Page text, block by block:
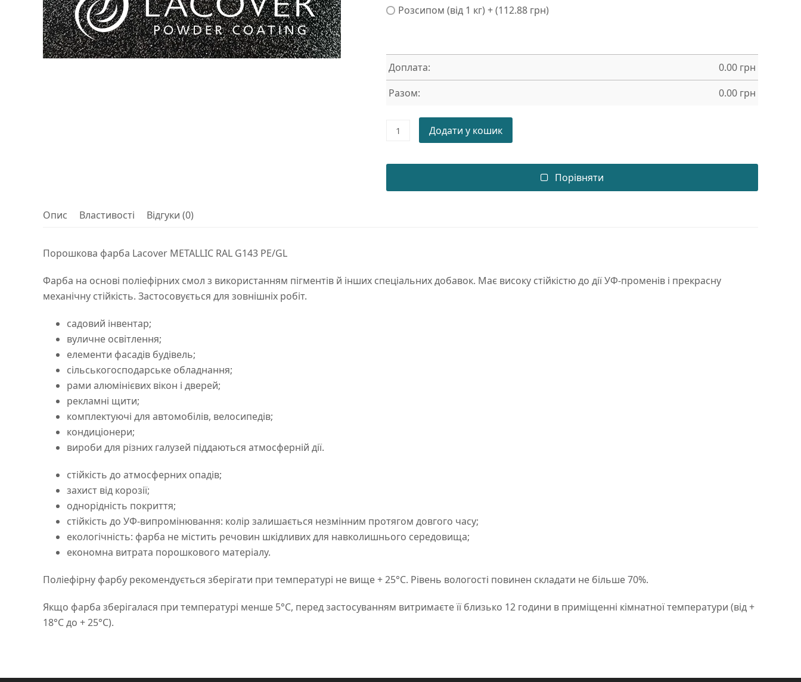
Розсипом (від 1 кг) + (112.88 грн)
Доплата: 0.00 грн
Разом:
0.00 грн
Порошкова
143
Додати у кошик
Порівняти
Опис Властивості Відгуки (0)
Порошкова фарба Lacover METALLIC RAL G143 PE/GL
Фарба на основі поліефірних смол з використанням пігментів й інших спеціальних добавок. Має високу стійкістю до дії УФ-променів і прекрасну
механічну стійкість. Застосовується для зовнішніх робіт.
садовий інвентар;
вуличне освітлення;
елементи фасадів будівель;
сільськогосподарське обладнання;
рами алюмінієвих вікон і дверей;
рекламні щити;
комплектуючі для автомобілів, велосипедів;
кондиціонери;
вироби для різних галузей піддаються атмосферній дії.
стійкість до атмосферних опадів;
захист від корозії;
однорідність покриття;
стійкість до УФ-випромінювання: колір залишається незмінним протягом довгого часу;
екологічність: фарба не містить речовин шкідливих для навколишнього середовища;
економна витрата порошкового матеріалу.
Поліефірну фарбу рекомендується зберігати при температурі не вище + 25°C. Рівень вологості повинен складати не більше 70%.
Якщо фарба зберігалася при температурі менше 5°C, перед застосуванням витримаєте її близько 12 години в приміщенні кімнатної температури (від +
18°C до + 25°C).